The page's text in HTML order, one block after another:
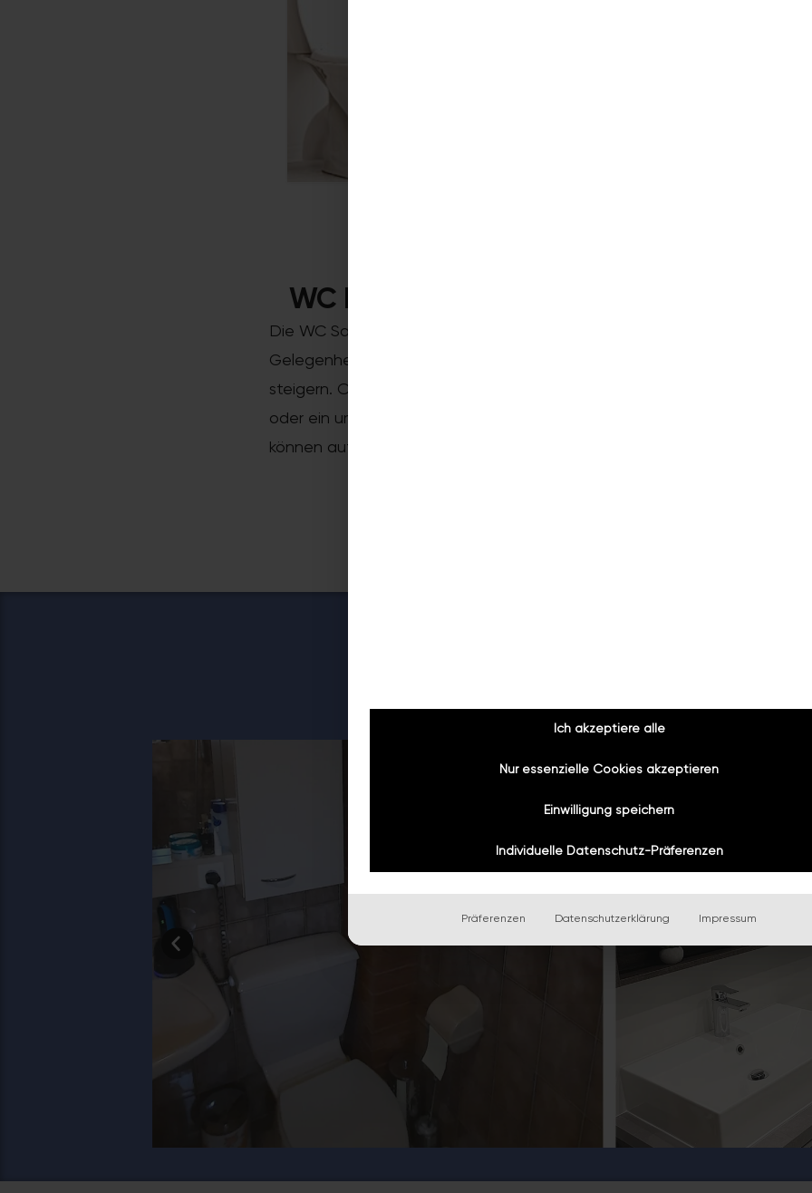
WC Renovieren: Mehr als nur ein neues
Die WC Sanierung ist weit mehr als das bloße Ersetzen der Keramik. Es
Gelegenheit, den Hygienestandard zu erhöhen, Wasser zu sparen und
steigern. Ob es darum geht, die Sitzhöhe für mehr Bequemlichkeit im
oder ein umweltfreundliches Tiefspül-WC einzuführen. Die Möglichkeiten
können auf Ihre aktuelle Lebenssituation zugeschnitten werden.
Ich akzeptiere alle
Nur essenzielle Cookies akzeptieren
Einwilligung speichern
Individuelle Datenschutz-Präferenzen
Präferenzen Datenschutzerklärung Impressum